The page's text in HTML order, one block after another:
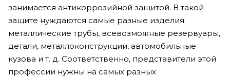
занимается антикоррозийной защитой. В такой
защите нуждаются самые разные изделия:
металлические трубы, всевозможные резервуары,
детали, металлоконструкции, автомобильные
кузова и т. д. Соответственно, представители этой
профессии нужны на самых разных